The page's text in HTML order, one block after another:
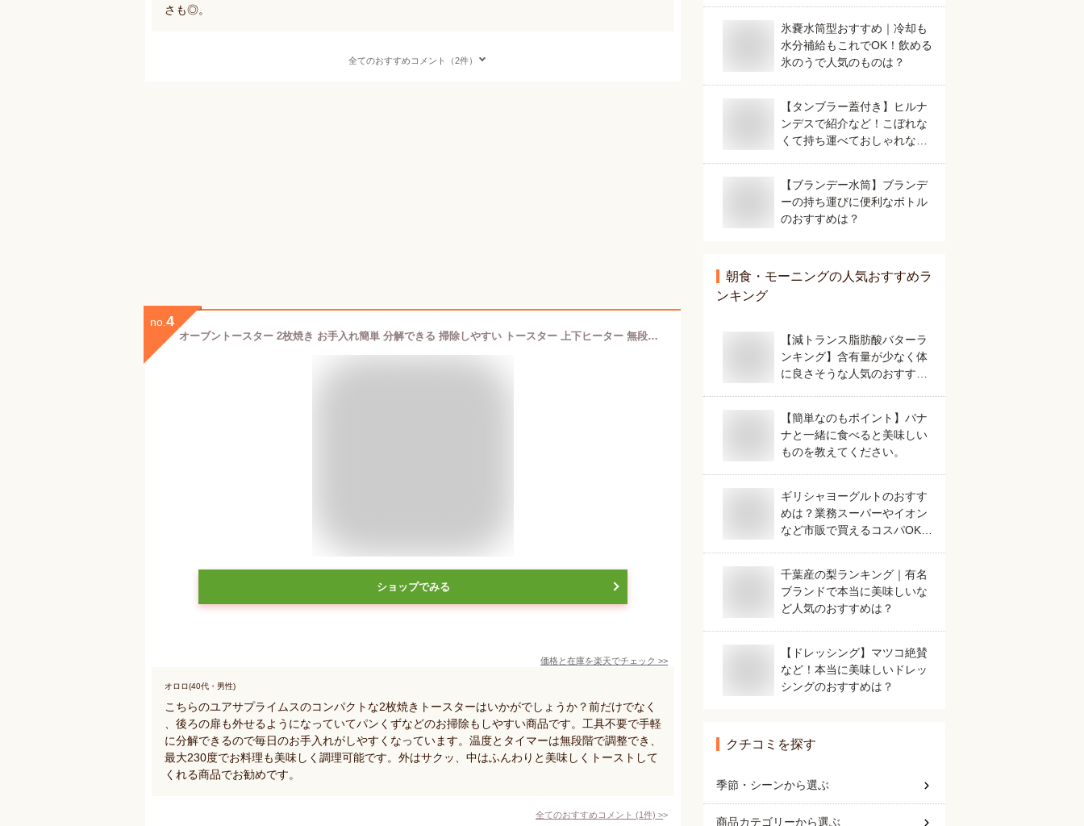
さも◎。
全てのおすすめコメント（2件）
no. 4
オーブントースター 2枚焼き お手入れ簡単 分解できる 掃除しやすい トースター 上下ヒーター 無段階 最大230℃ 温度調節 最大800W 30分タイマー設定 アイボリー PTO-TM800F ユアサプライムス YUASA
ショップでみる
価格と在庫を楽天でチェック >>
オロロ(40代・男性)
こちらのユアサプライムスのコンパクトな2枚焼きトースターはいかがでしょうか？前だけでなく
、後ろの扉も外せるようになっていてパンくずなどのお掃除もしやすい商品です。工具不要で手軽
に分解できるので毎日のお手入れがしやすくなっています。温度とタイマーは無段階で調整でき、
最大230度でお料理も美味しく調理可能です。外はサクッ、中はふんわりと美味しくトーストして
くれる商品でお勧めです。
全てのおすすめコメント (1件) >
氷嚢水筒型おすすめ｜冷却も
水分補給もこれでOK！飲める
氷のうで人気のものは？
【タンブラー蓋付き】ヒルナ
ンデスで紹介など！こぼれな
くて持ち運べておしゃれな人
【ブランデー水筒】ブランデ
ーの持ち運びに便利なボトル
のおすすめは？
朝食・モーニングの人気おすすめラ
ンキング
【減トランス脂肪酸バターラ
ンキング】含有量が少なく体
に良さそうな人気のおすすめ
【簡単なのもポイント】バナ
ナと一緒に食べると美味しい
ものを教えてください。
ギリシャヨーグルトのおすす
めは？業務スーパーやイオン
など市販で買えるコスパOKな
千葉産の梨ランキング｜有名
ブランドで本当に美味しいな
ど人気のおすすめは？
【ドレッシング】マツコ絶賛
など！本当に美味しいドレッ
シングのおすすめは？
クチコミを探す
季節・シーンから選ぶ
商品カテゴリーから選ぶ